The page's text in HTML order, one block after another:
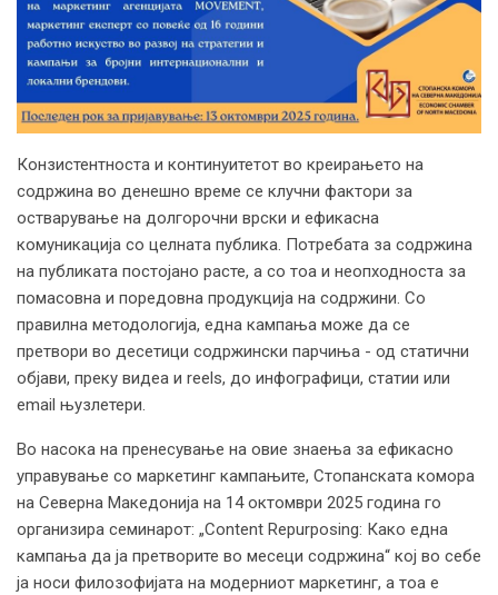
Конзистентноста и континуитетот во креирањето на
содржина во денешно време се клучни фактори за
остварување на долгорочни врски и ефикасна
комуникација со целната публика. Потребата за содржина
на публиката постојано расте, а со тоа и неопходноста за
помасовна и поредовна продукција на содржини. Со
правилна методологија, една кампања може да се
претвори во десетици содржински парчиња - од статични
објави, преку видеа и reels, до инфографици, статии или
email њузлетери.
Во насока на пренесување на овие знаења за ефикасно
управување со маркетинг кампањите, Стопанската комора
на Северна Македонија на 14 октомври 2025 година го
организира семинарот: „Content Repurposing: Како една
кампања да ја претворите во месеци содржина“ кој во себе
ја носи филозофијата на модерниот маркетинг, а тоа е